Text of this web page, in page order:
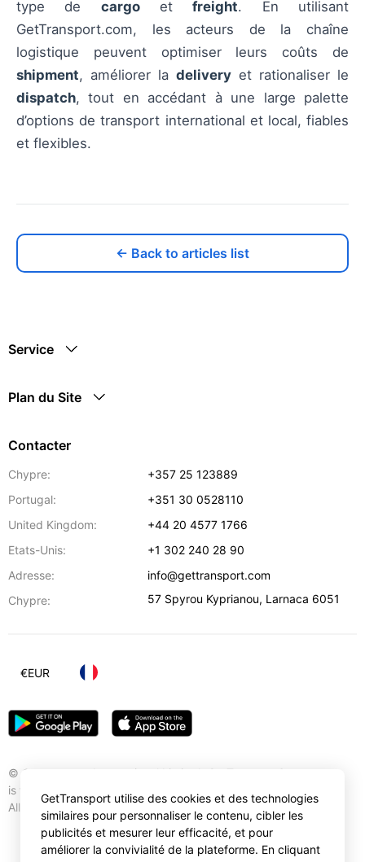
type de cargoetfreight. En utilisant
GetTransport.com, les acteurs de la chaîne
logistique peuvent optimiser leurs coûts de
shipment, améliorer la delivery et rationaliser le
dispatch, tout en accédant à une large palette
d’options de transport international et local, fiables
et flexibles.
← Back to articles list
Service
Plan du Site
Contacter
Chypre:
+357 25 123889
Portugal:
+351 30 0528110
United Kingdom:
+44 20 4577 1766
Etats-Unis:
+1 302 240 28 90
Adresse:
info@gettransport.com
Chypre:
57 Spyrou Kyprianou, Larnaca 6051
© Gettransport International Limited. GetTransport®
is trademark of Gettransport International Limited.
All rights reserved.
€EUR
GetTransport utilise des cookies et des technologies
similaires pour personnaliser le contenu, cibler les
publicités et mesurer leur efficacité, et pour
améliorer la convivialité de la plateforme. En cliquant